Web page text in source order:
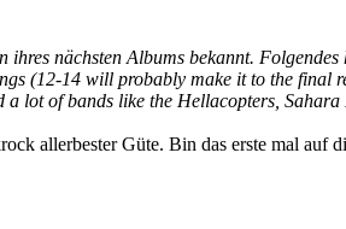
nächsten Albums bekannt. Folgendes
(12-14 will probably make it to the
lot of bands like the Hellacopters,
allerbester Güte. Bin das erste mal